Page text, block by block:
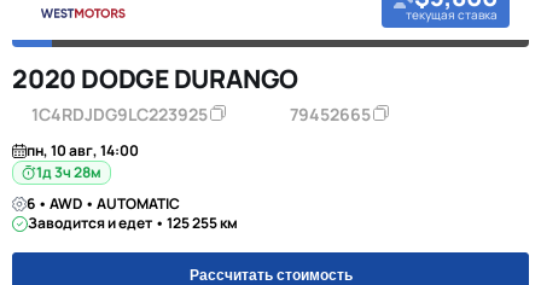
текущая ставка
2020 DODGE DURANGO
1C4RDJDG9LC223925 79452665
пн, 10 авг, 14:00
1д 3ч 28м
6 • AWD • AUTOMATIC
Заводится и едет • 125 255 км
Рассчитать стоимость